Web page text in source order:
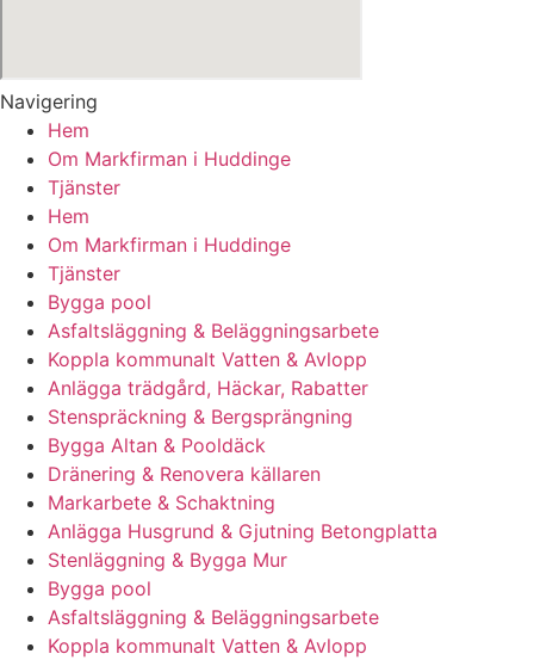
Navigering
Hem
Om Markfirman i Huddinge
Tjänster
Hem
Om Markfirman i Huddinge
Tjänster
Bygga pool
Asfaltsläggning & Beläggningsarbete
Koppla kommunalt Vatten & Avlopp
Anlägga trädgård, Häckar, Rabatter
Stenspräckning & Bergsprängning
Bygga Altan & Pooldäck
Dränering & Renovera källaren
Markarbete & Schaktning
Anlägga Husgrund & Gjutning Betongplatta
Stenläggning & Bygga Mur
Bygga pool
Asfaltsläggning & Beläggningsarbete
Koppla kommunalt Vatten & Avlopp